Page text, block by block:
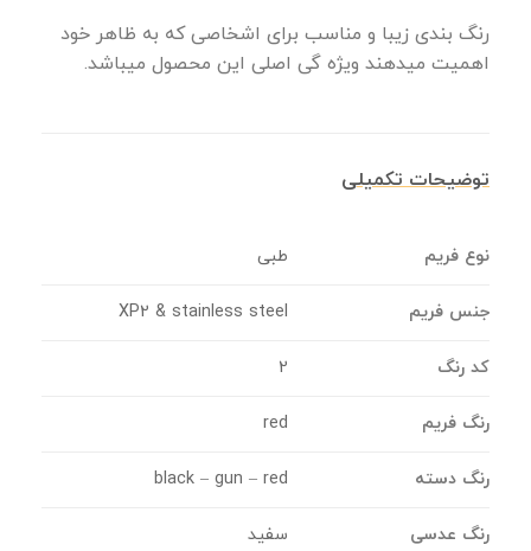
رنگ بندی زیبا و مناسب برای اشخاصی که به ظاهر خود
اهمیت میدهند ویژه گی اصلی این محصول میباشد.
توضیحات تکمیلی
نوع فریم طبی
جنس فریم XP2 & stainless steel
کد رنگ 2
رنگ فریم red
رنگ دسته black – gun – red
رنگ عدسی سفید